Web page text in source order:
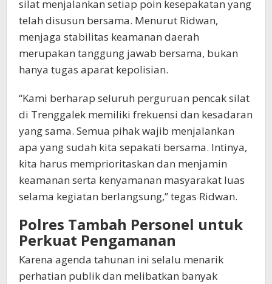
silat menjalankan setiap poin kesepakatan yang
telah disusun bersama. Menurut Ridwan,
menjaga stabilitas keamanan daerah
merupakan tanggung jawab bersama, bukan
hanya tugas aparat kepolisian.
“Kami berharap seluruh perguruan pencak silat
di Trenggalek memiliki frekuensi dan kesadaran
yang sama. Semua pihak wajib menjalankan
apa yang sudah kita sepakati bersama. Intinya,
kita harus memprioritaskan dan menjamin
keamanan serta kenyamanan masyarakat luas
selama kegiatan berlangsung,” tegas Ridwan.
Polres Tambah Personel untuk
Perkuat Pengamanan
Karena agenda tahunan ini selalu menarik
perhatian publik dan melibatkan banyak